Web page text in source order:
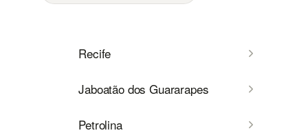
Recife
Jaboatão dos Guararapes
Petrolina